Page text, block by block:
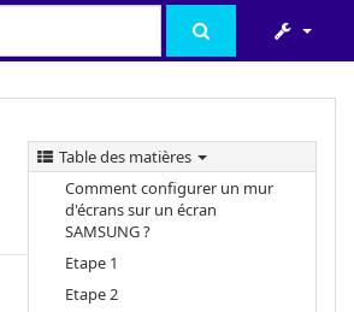
Table des matières
Comment configurer un mur
d'écrans sur un écran
SAMSUNG ?
Etape 1
Etape 2